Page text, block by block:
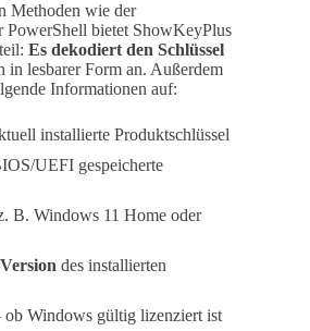
Methoden wie der
PowerShell bietet ShowKeyPlus
Es dekodiert den Schlüssel
in lesbarer Form an. Außerdem
Informationen auf:
installierte Produktschlüssel
UEFI gespeicherte
B. Windows 11 Home oder
des installierten
ob Windows gültig lizenziert ist